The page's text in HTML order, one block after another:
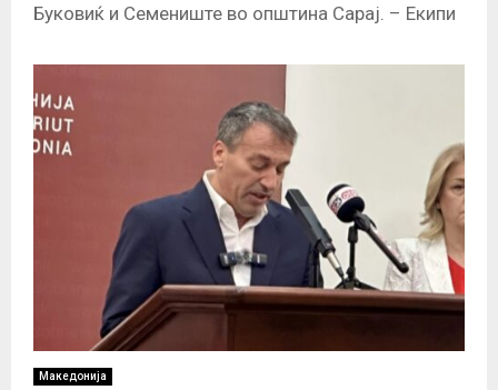
Буковиќ и Семениште во општина Сарај. – Екипи
Македонија